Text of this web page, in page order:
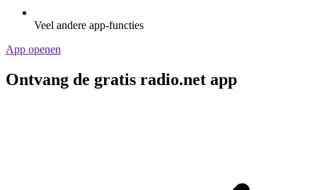
Veel andere app-functies
App openen
Ontvang de gratis radio.net app